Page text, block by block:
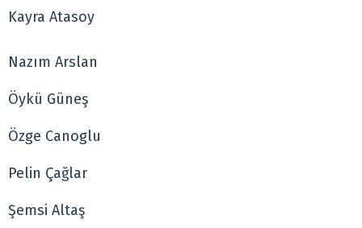
Kayra Atasoy
Nazım Arslan
Öykü Güneş
Özge Canoglu
Pelin Çağlar
Şemsi Altaş